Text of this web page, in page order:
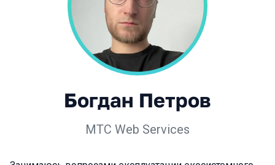
Богдан Петров
МТС Web Services